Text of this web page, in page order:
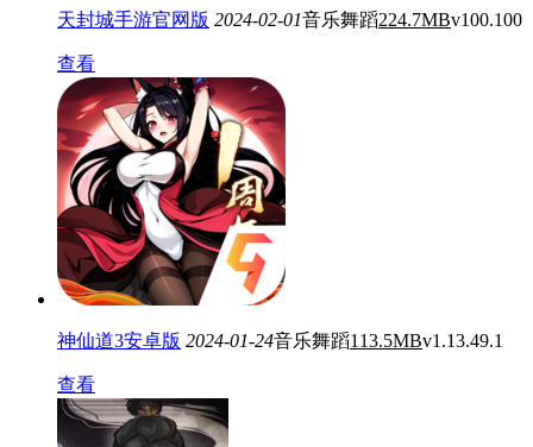
天封城手游官网版 2024-02-01音乐舞蹈224.7MBv100.100
查看
神仙道3安卓版 2024-01-24音乐舞蹈113.5MBv1.13.49.1
查看